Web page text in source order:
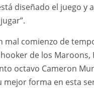
diseñado el juego y
mal comienzo de
de los Maroons,
octavo Cameron
mejor forma en esta